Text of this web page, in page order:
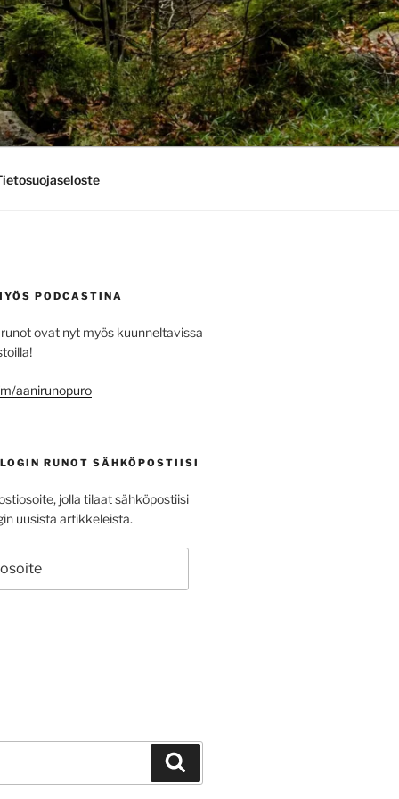
PODCASTINA
ovat nyt myös kuunneltavissa
aanirunopuro
RUNOT SÄHKÖPOSTIISI
jolla tilaat sähköpostiisi
uusista artikkeleista.